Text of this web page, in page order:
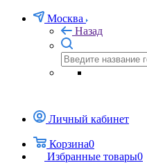
Москва
Назад
Личный кабинет
Корзина0
Избранные товары0